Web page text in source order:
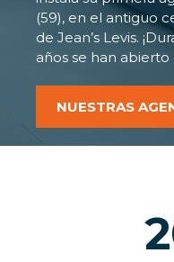
(59), en el antiguo
de Jean’s Levis.
años se han abierto
NUESTRAS